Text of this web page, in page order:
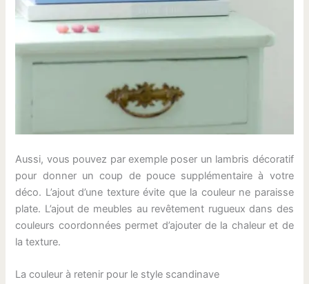
Aussi, vous pouvez par exemple poser un lambris décoratif
pour donner un coup de pouce supplémentaire à votre
déco. L’ajout d’une texture évite que la couleur ne paraisse
plate. L’ajout de meubles au revêtement rugueux dans des
couleurs coordonnées permet d’ajouter de la chaleur et de
la texture.
La couleur à retenir pour le style scandinave